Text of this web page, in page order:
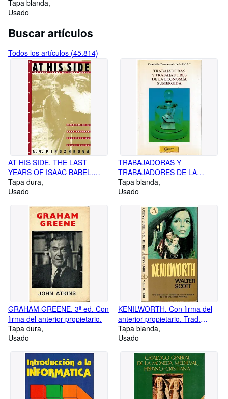
PRIVILEGIOS DE LA VISTA, 1.
ARTE MODERNO UNIVERSAL.
VISTA, 2. ARTE DE MÉXICO.
Tapa blanda
Usado
Buscar artículos
Todos los artículos (45.814)
AT HIS SIDE. THE LAST
YEARS OF ISAAC BABEL.
Introduction by Anne Frydman.
Forewrod by Grace Paley.
L .Busch.
Tapa dura
Usado
TRABAJADORAS Y
TRABAJADORES DE LA
ECONOMÍA SUMERGIDA.
Tapa blanda
Usado
GRAHAM GREENE. 3ª ed. Con
firma del anterior propietario.
Tapa dura
Usado
KENILWORTH. Con firma del
anterior propietario. Trad.
Ignacio Roger.
Tapa blanda
Usado